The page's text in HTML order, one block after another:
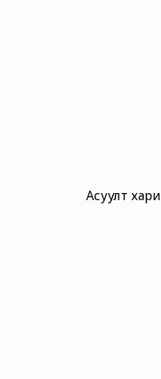
Асуулт